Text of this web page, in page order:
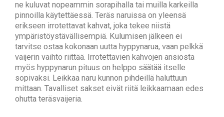
ne kuluvat nopeammin sorapihalla tai muilla karkeilla
pinnoilla käytettäessä. Teräs naruissa on yleensä
erikseen irrotettavat kahvat, joka tekee niistä
ympäristöystävällisempiä. Kulumisen jälkeen ei
tarvitse ostaa kokonaan uutta hyppynarua, vaan pelkkä
vaijerin vaihto riittää. Irrotettavien kahvojen ansiosta
myös hyppynarun pituus on helppo säätää itselle
sopivaksi. Leikkaa naru kunnon pihdeillä haluttuun
mittaan. Tavalliset sakset eivät riitä leikkaamaan edes
ohutta teräsvaijeria.